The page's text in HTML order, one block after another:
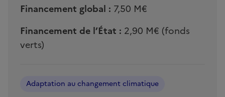
Financement global : 7,50 M€
Financement de l’État : 2,90 M€ (fonds
verts)
Adaptation au changement climatique